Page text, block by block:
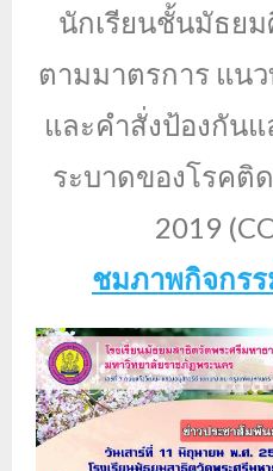
นักเรียนชั้นมัธย
ตามมาตรการ แน
และคำสั่งป้องกัน
ระบาดของโรคติ
2019
ชมภาพกิจกรร